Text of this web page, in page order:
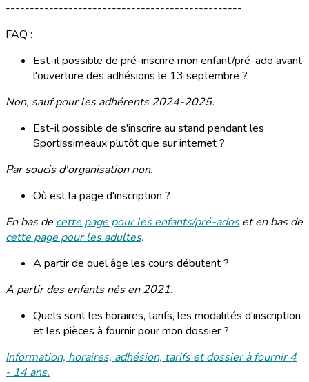
-------------------------------------------------
FAQ :
Est-il possible de pré-inscrire mon enfant/pré-ado avant
l'ouverture des adhésions le 13 septembre ?
Non, sauf pour les adhérents 2024-2025.
Est-il possible de s'inscrire au stand pendant les
Sportissimeaux plutôt que sur internet ?
Par soucis d'organisation non.
Où est la page d'inscription ?
En bas de cette page pour les enfants/pré-adoset en bas de
cette page pour les adultes.
A partir de quel âge les cours débutent ?
A partir des enfants nés en 2021.
Quels sont les horaires, tarifs, les modalités d'inscription
et les pièces à fournir pour mon dossier ?
Information, horaires, adhésion, tarifs et dossier à fournir 4
- 14 ans.